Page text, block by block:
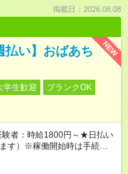
掲載日：2026.08.08
NEW
払い】おばあち
学生歓迎
ブランクOK
者：時給1800円～★日払い
す）※稼働開始時は手続き完